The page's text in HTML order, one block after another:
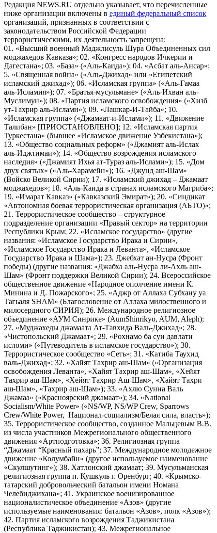
Редакция NEWS.RU отдельно указывает, что перечисленные
ниже организации включены в единый федеральный список
организаций, признанных в соответствии с
законодательством Российской Федерации
террористическими, их деятельность запрещена:
01. «Высший военный Маджлисуль Шура Объединенных сил
моджахедов Кавказа»; 02. «Конгресс народов Ичкерии и
Дагестана»; 03. «База» («Аль-Каида»); 04. «Асбат аль-Ансар»;
5. «Священная война» («Аль-Джихад» или «Египетский
исламский джихад»); 06. «Исламская группа» («Аль-Гамаа
аль-Исламия»); 07. «Братья-мусульмане» («Аль-Ихван аль-
Муслимун»); 08. «Партия исламского освобождения» («Хизб
ут-Тахрир аль-Ислами»); 09. «Лашкар-И-Тайба»; 10.
«Исламская группа» («Джамаат-и-Ислами»); 11. «Движение
Талибан» [ПРИОСТАНОВЛЕНО]; 12. «Исламская партия
Туркестана» (бывшее «Исламское движение Узбекистана»);
13. «Общество социальных реформ» («Джамият аль-Ислах
аль-Иджтимаи»); 14. «Общество возрождения исламского
наследия» («Джамият Ихья ат-Тураз аль-Ислами»); 15. «Дом
двух святых» («Аль-Харамейн»); 16. «Джунд аш-Шам»
(Войско Великой Сирии); 17. «Исламский джихад – Джамаат
моджахедов»; 18. «Аль-Каида в странах исламского Магриба»;
19. «Имарат Кавказ» («Кавказский Эмират»); 20. «Синдикат
«Автономная боевая террористическая организация (АБТО)»;
21. Террористическое сообщество – структурное
подразделение организации «Правый сектор» на территории
Республики Крым; 22. «Исламское государство» (другие
названия: «Исламское Государство Ирака и Сирии»,
«Исламское Государство Ирака и Леванта», «Исламское
Государство Ирака и Шама»); 23. Джебхат ан-Нусра (Фронт
победы) (другие названия: «Джабха аль-Нусра ли-Ахль аш-
Шам» (Фронт поддержки Великой Сирии); 24. Всероссийское
общественное движение «Народное ополчение имени К.
Минина и Д. Пожарского»; 25. «Аджр от Аллаха Субхану уа
Тагьаля SHAM» (Благословение от Аллаха милоственного и
милосердного СИРИЯ); 26. Международное религиозное
объединение «АУМ Синрике» (AumShinrikyo, AUM, Aleph);
27. «Муджахеды джамаата Ат-Тавхида Валь-Джихад»; 28.
«Чистопольский Джамаат»; 29. «Рохнамо ба суи давлати
исломи» («Путеводитель в исламское государство»); 30.
Террористическое сообщество «Сеть»; 31. «Катиба Таухид
валь-Джихад»; 32. «Хайят Тахрир аш-Шам» («Организация
освобождения Леванта», «Хайят Тахрир аш-Шам», «Хейят
Тахрир аш-Шам», «Хейят Тахрир Аш-Шам», «Хайят Тахри
аш-Шам», «Тахрир аш-Шам»); 33. «Ахлю Сунна Валь
Джамаа» («Красноярский джамаат»); 34. «National
Socialism/White Power» («NS/WP, NS/WP Crew, Sparrows
Crew/White Power, Национал-социализм/Белая сила, власть»);
35. Террористическое сообщество, созданное Мальцевым В.В.
из числа участников Межрегионального общественного
движения «Артподготовка»; 36. Религиозная группа
“Джамаат “Красный пахарь”; 37. Международное молодежное
движение «Колумбайн» (другое используемое наименование
«Скулшутинг»); 38. Хатлонский джамаат; 39. Мусульманская
религиозная группа п. Кушкуль г. Оренбург; 40. «Крымско-
татарский добровольческий батальон имени Номана
Челебиджихана»; 41. Украинское военизированное
националистическое объединение «Азов» (другие
используемые наименования: батальон «Азов», полк «Азов»);
42. Партия исламского возрождения Таджикистана
(Республика Таджикистан); 43. Межрегиональное